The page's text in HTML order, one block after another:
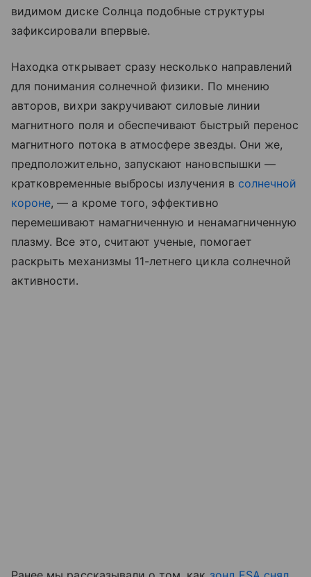
видимом диске Солнца подобные структуры
зафиксировали впервые.
Находка открывает сразу несколько направлений
для понимания солнечной физики. По мнению
авторов, вихри закручивают силовые линии
магнитного поля и обеспечивают быстрый перенос
магнитного потока в атмосфере звезды. Они же,
предположительно, запускают нановспышки —
кратковременные выбросы излучения в солнечной
короне, — а кроме того, эффективно
перемешивают намагниченную и ненамагниченную
плазму. Все это, считают ученые, помогает
раскрыть механизмы 11-летнего цикла солнечной
активности.